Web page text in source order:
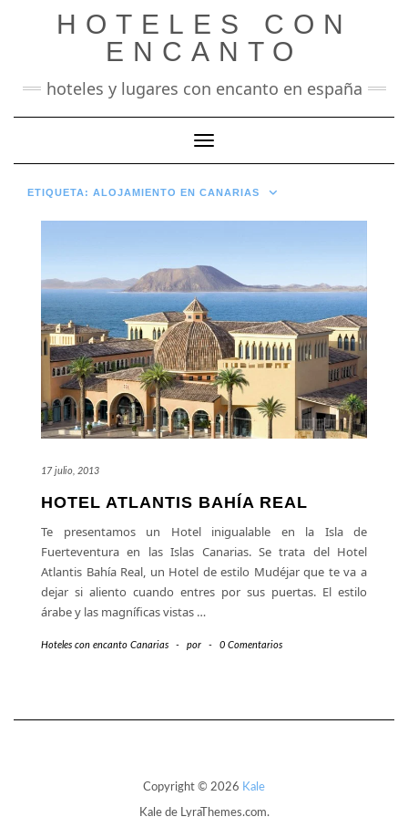
HOTELES CON
ENCANTO
hoteles y lugares con encanto en españa
Cambiar modo de navegación
ETIQUETA: ALOJAMIENTO EN CANARIAS
17 julio, 2013
HOTEL ATLANTIS BAHÍA REAL
Te presentamos un Hotel inigualable en la Isla de
Fuerteventura en las Islas Canarias. Se trata del Hotel
Atlantis Bahía Real, un Hotel de estilo Mudéjar que te va a
dejar si aliento cuando entres por sus puertas. El estilo
árabe y las magníficas vistas …
Hoteles con encanto Canarias - por - 0 Comentarios
Copyright © 2026 Kale
Kalede LyraThemes.com.